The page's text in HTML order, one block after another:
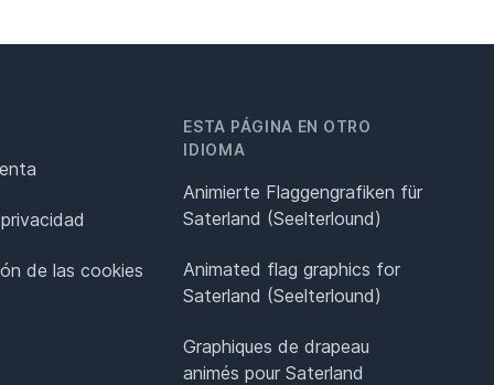
de las cookies
ESTA PÁGINA EN OTRO
IDIOMA
Animierte Flaggengrafiken für
Saterland (Seelterlound)
Animated flag graphics for
Saterland (Seelterlound)
Graphiques de drapeau
animés pour Saterland